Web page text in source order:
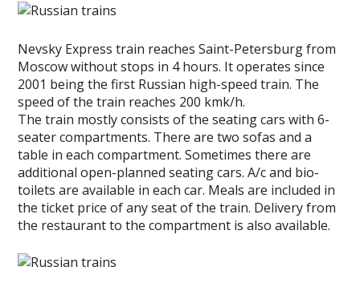
Nevsky Express train reaches Saint-Petersburg from
Moscow without stops in 4 hours. It operates since
2001 being the first Russian high-speed train. The
speed of the train reaches 200 kmk/h.
The train mostly consists of the seating cars with 6-
seater compartments. There are two sofas and a
table in each compartment. Sometimes there are
additional open-planned seating cars. A/c and bio-
toilets are available in each car. Meals are included in
the ticket price of any seat of the train. Delivery from
the restaurant to the compartment is also available.